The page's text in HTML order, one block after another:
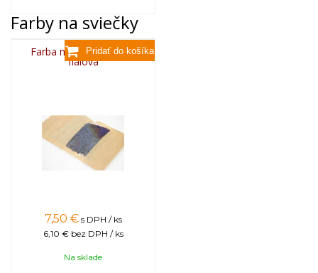
Farby na sviečky
Farba na sviečky, 25g -
fialová
7,50 € s DPH / ks
6,10 € bez DPH / ks
Na sklade